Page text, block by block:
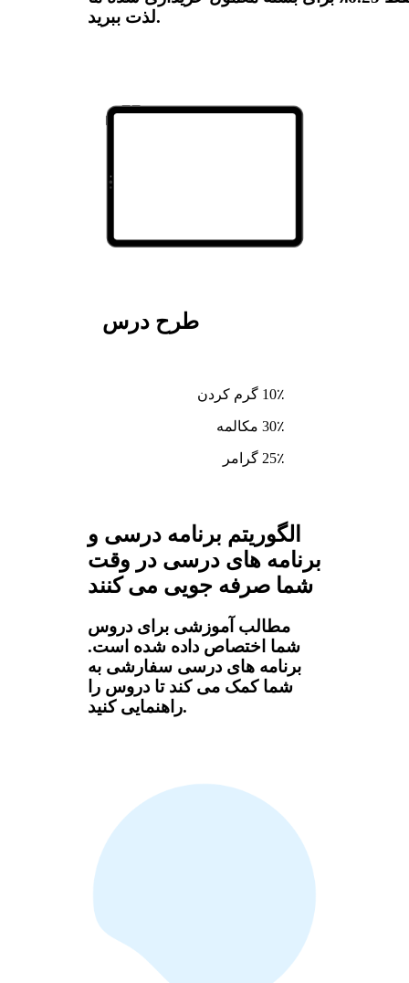
لذت ببرید.
طرح درس
10٪ گرم کردن
30٪ مکالمه
25٪ گرامر
الگوریتم برنامه درسی و
برنامه های درسی در وقت
شما صرفه جویی می کنند
مطالب آموزشی برای دروس
شما اختصاص داده شده است.
برنامه های درسی سفارشی به
شما کمک می کند تا دروس را
راهنمایی کنید.